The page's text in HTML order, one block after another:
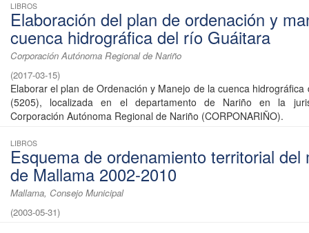
LIBROS
Elaboración del plan de ordenación y
cuenca hidrográfica del río Guáitara
Corporación Autónoma Regional de Nariño
(2017-03-15)
Elaborar el plan de Ordenación y Manejo de la cuenca
(5205), localizada en el departamento de Nariño en la
Corporación Autónoma Regional de Nariño (CORPONARIÑO).
LIBROS
Esquema de ordenamiento territorial del
de Mallama 2002-2010
Mallama, Consejo Municipal
(2003-05-31)